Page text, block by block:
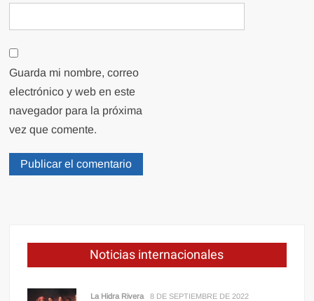
Guarda mi nombre, correo
electrónico y web en este
navegador para la próxima
vez que comente.
Noticias internacionales
La Hidra Rivera 8 DE SEPTIEMBRE DE 2022